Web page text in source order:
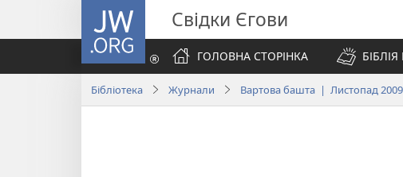
JW.ORG Свідки Єгови
ГОЛОВНА СТОРІНКА
Бібліотека Журнали Вартова башта | Листопад 2009